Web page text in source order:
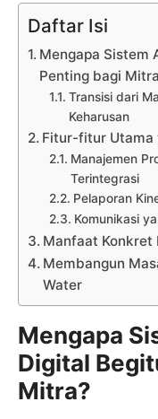
Daftar Isi
Mengapa Sistem
Penting bagi
Transisi dari
Keharusan
Fitur-fitur Utama
Manajemen
Terintegrasi
Pelaporan
Komunikasi
Manfaat Konkret
Membangun
Water
Mengapa
Digital
Mitra?